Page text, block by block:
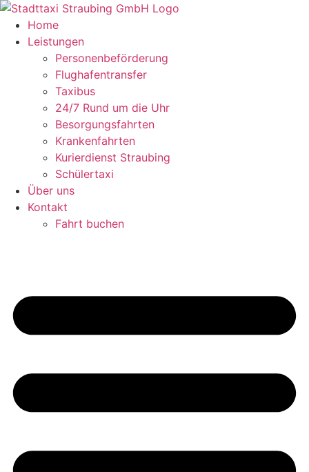
Zum
Inhalt
springen
Home
Leistungen
Personenbeförderung
Flughafentransfer
Taxibus
24/7 Rund um die Uhr
Besorgungsfahrten
Krankenfahrten
Kurierdienst Straubing
Schülertaxi
Über uns
Kontakt
Fahrt buchen